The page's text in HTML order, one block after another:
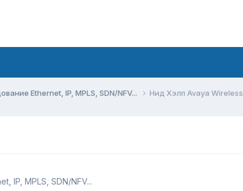
Ethernet, IP, MPLS, SDN/NFV... Нид Хэлп Avaya Wireless
IP, MPLS, SDN/NFV...